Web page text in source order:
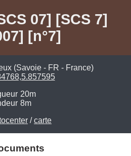
07] [SCS 7]
[n°7]
(Savoie - FR - France)
20m
8m
/carte